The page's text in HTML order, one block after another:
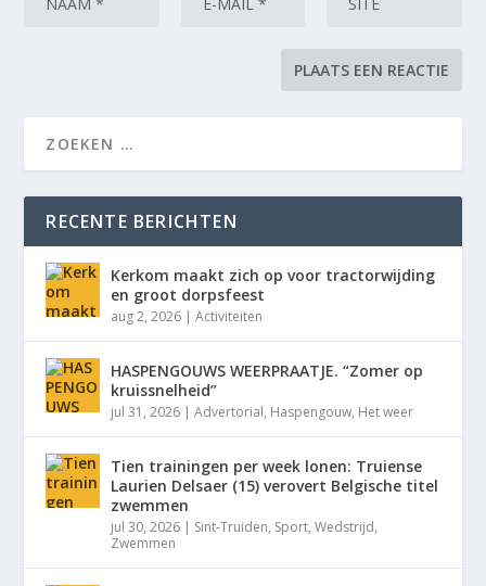
RECENTE BERICHTEN
Kerkom maakt zich op voor tractorwijding
en groot dorpsfeest
aug 2, 2026 |Activiteiten
HASPENGOUWS WEERPRAATJE. “Zomer op
kruissnelheid”
jul 31, 2026 |Advertorial, Haspengouw, Het weer
Tien trainingen per week lonen: Truiense
Laurien Delsaer (15) verovert Belgische titel
zwemmen
jul 30, 2026 | Sint-Truiden, Sport,Wedstrijd,
Zwemmen